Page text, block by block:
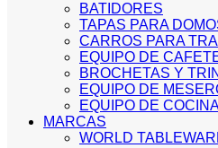
BATIDORES
TAPAS PARA
CARROS PARA
EQUIPO DE
BROCHETAS Y
EQUIPO DE
EQUIPO DE
MARCAS
WORLD